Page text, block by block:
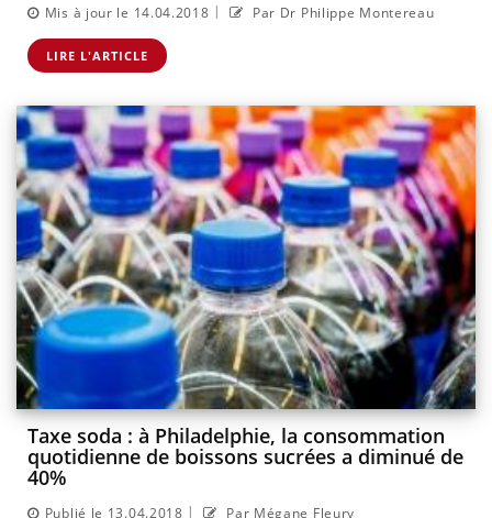
Mis à jour le 14.04.2018 | Par Dr Philippe Montereau
LIRE L'ARTICLE
Taxe soda : à Philadelphie, la consommation
quotidienne de boissons sucrées a diminué de
40%
Publié le 13.04.2018 | Par Mégane Fleury